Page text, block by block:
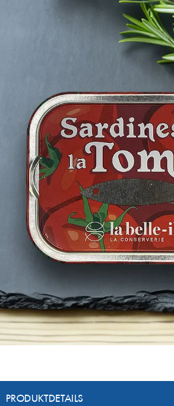
Fischsuppen
Fischkonserven
Steinbeisser
Wolfsbarsch
PRODUKTDETAILS